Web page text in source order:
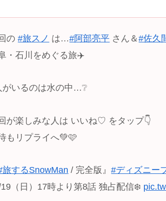
の#旅スノ は…#阿部亮平 さん＆#佐久
・石川をめぐる旅✈️
がいるのは水の中…❔
が楽しみな人は いいね♡ をタップ👇
もリプライへ💚🩷
旅するSnowMan / 完全版』#ディズニー
（日）17時より第8話 独占配信❄️